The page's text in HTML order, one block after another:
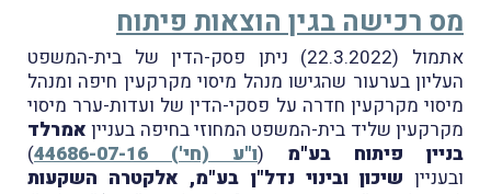
מס רכישה בגין הוצאות פיתוח
אתמול (22.3.2022) ניתן פסק-הדין של בית-המשפט
העליון בערעור שהגישו מנהל מיסוי מקרקעין חיפה ומנהל
מיסוי מקרקעין חדרה על פסקי-הדין של ועדות-ערר מיסוי
מקרקעין שליד בית-המשפט המחוזי בחיפה בעניין אמרלד
בניין פיתוח בע"מ (ו"ע (חי') 44686-07-16
)
ובעניין שיכון ובינוי נדל"ן בע"מ, אלקטרה השקעות